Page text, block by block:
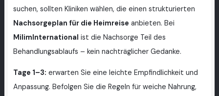
suchen, sollten Kliniken wählen, die einen strukturierten
Nachsorgeplan für die Heimreise anbieten. Bei
MilimInternational ist die Nachsorge Teil des
Behandlungsablaufs – kein nachträglicher Gedanke.
Tage 1–3: erwarten Sie eine leichte Empfindlichkeit und
Anpassung. Befolgen Sie die Regeln für weiche Nahrung,